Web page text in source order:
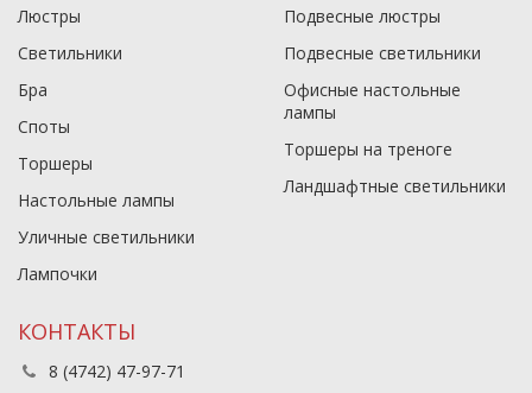
Люстры
Светильники
Бра
Споты
Торшеры
Настольные лампы
Уличные светильники
Лампочки
Подвесные люстры
Подвесные светильники
Офисные настольные
лампы
Торшеры на треноге
Ландшафтные светильники
КОНТАКТЫ
8 (4742) 47-97-71